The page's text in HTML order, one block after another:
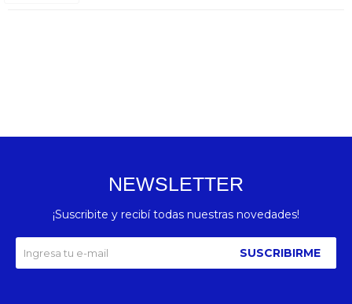
NEWSLETTER
¡Suscribite y recibí todas nuestras novedades!
SUSCRIBIRME